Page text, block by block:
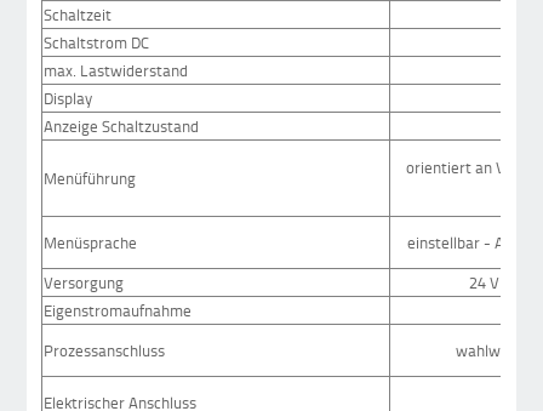
Schaltzeit
Schaltstrom DC
max. Lastwiderstand
Display
Anzeige Schaltzustand
Menüführung orientiert an
Menüsprache
einstellbar - Aus,
Versorgung
24 VDC
Eigenstromaufnahme
Prozessanschluss
wahlweise
Elektrischer Anschluss